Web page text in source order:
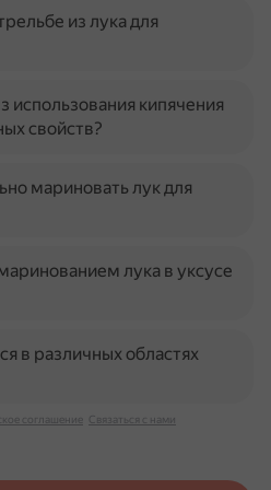
из лука для
использования кипячения
свойств?
мариновать лук для
лука в уксусе
в различных областях
соглашение Связаться с нами